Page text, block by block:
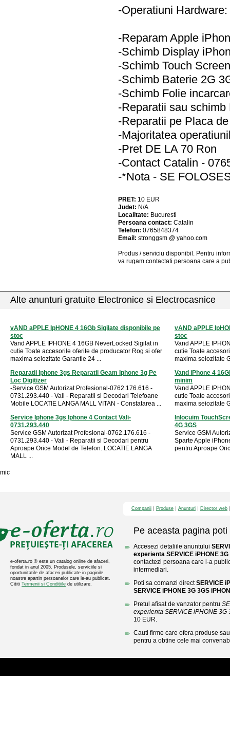
-Operatiuni Hardware:
-Reparam Apple
-Schimb Display
-Schimb Touch
-Schimb Baterie 2G
-Schimb Folie
-Reparatii sau schimb
-Reparatii pe Placa
-Majoritatea
-Pret DE LA 70 Ron
-Contact Catalin -
-*Nota - SE
PRET: 10 EUR
Judet: N/A
Localitate: Bucuresti
Persoana contact: Catalin
Telefon: 0765848374
Email: stronggsm @ yahoo.com
Produs / serviciu disponibil . Pentru
va rugam contactati persoana care a
Alte anunturi gratuite Electronice si Electrocasnice
vAND aPPLE IpHONE 4 16Gb Sigilate disponibile pe
stoc
Vand APPLE IPHONE 4 16GB NeverLocked Sigilat in
cutie Toate accesorile oferite de producator Rog si ofer
maxima seiozitate Garantie 24 ...
vAND aPPLE
stoc
Vand APPLE
cutie Toate
maxima seiozitate
Reparatii Iphone 3gs Reparatii Geam Iphone 3g Pe
Loc Digitizer
-Service GSM Autorizat Profesional-0762.176.616 -
0731.293.440 - Vali - Reparatii si Decodari Telefoane
Mobile LOCATIE LANGA MALL VITAN - Constatarea ...
Vand iPhone 4
minim
Vand APPLE
cutie Toate
maxima seiozitate
Service Iphone 3gs Iphone 4 Contact Vali-
0731.293.440
Service GSM Autorizat Profesional-0762.176.616 -
0731.293.440 - Vali - Reparatii si Decodari pentru
Aproape Orice Model de Telefon. LOCATIE LANGA
MALL ...
Inlocuim
4G 3GS
Service GSM
Sparte Apple
pentru Aproape
mic
e-oferta.ro ® este un catalog online de afaceri,
fondat in anul 2005. Produsele, serviciile si
oportunitatile de afaceri publicate in paginile
noastre apartin persoanelor care le-au publicat.
Cititi Termenii si Conditiile de utilizare.
Companii Produse Anunturi Director web
Pe aceasta pagina poti
Accesezi detaliile anuntului
experienta SERVICE iPHONE 3G
contactezi persoana care l-a
intermediari.
Poti sa comanzi directSERVICE
SERVICE iPHONE 3G 3GS
Pretul afisat de vanzator pentru
experienta SERVICE iPHONE 3G
10 EUR.
Cauti firme care ofera produse
pentru a obtine cele mai